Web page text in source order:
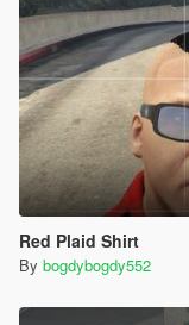
Red Plaid Shirt
By bogdybogdy552